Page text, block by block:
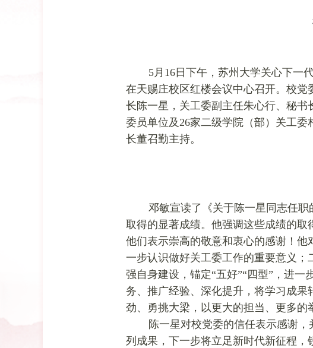
5月16日下午，苏州大学关心下一
在天赐庄校区红楼会议中心召开。校
长陈一星，关工委副主任朱心行、秘
委员单位及26家二级学院（部）关工
长董召勤主持。
邓敏宣读了《关于陈一星同志任
取得的显著成绩。他强调这些成绩的
他们表示崇高的敬意和衷心的感谢！
一步认识做好关工委工作的重要意义
强自身建设，锚定“五好”“四型”，进
务、推广经验、深化提升，将学习成
劲、勇挑大梁，以更大的担当、更多的
陈一星对校党委的信任表示感谢
列成果，下一步将立足新时代新征程，